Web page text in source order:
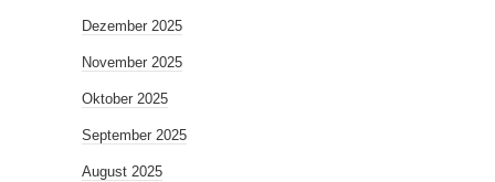
Dezember 2025
November 2025
Oktober 2025
September 2025
August 2025